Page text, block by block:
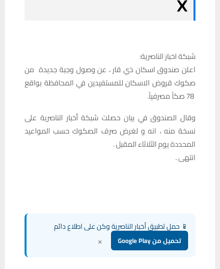
شبكة اخبار الناصرية:
اعلن صندوق اسكان ذي قار ، عن وصول وجبة جديدة من
صكوك قروض الاسكان للمستفيدين في المحافظة بواقع
وقال الصندوق في بيان حصلت شبكة أخبار الناصرية على
نسخة منه ، انه و لغرض صرف الصكوك حسب المواعيد
المحددة يوم الثلاثاء المقبل .
انتهى .
📱 حمل تطبيق أخبار الناصرية وكن على اطلاع دائم
تحميل من Google Play ×